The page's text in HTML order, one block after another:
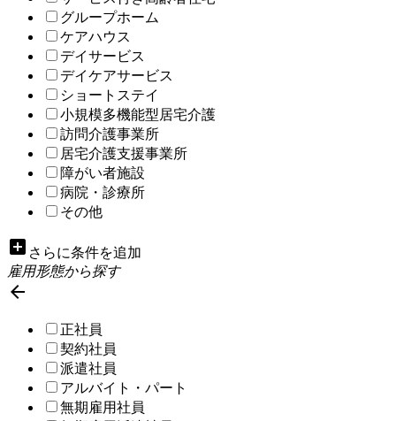
グループホーム
ケアハウス
デイサービス
デイケアサービス
ショートステイ
小規模多機能型居宅介護
訪問介護事業所
居宅介護支援事業所
障がい者施設
病院・診療所
その他
add_box さらに条件を追加
雇用形態から探す

正社員
契約社員
派遣社員
アルバイト・パート
無期雇用社員